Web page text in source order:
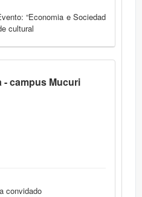
“Economia e Sociedad
cultural
campus Mucuri
convidado